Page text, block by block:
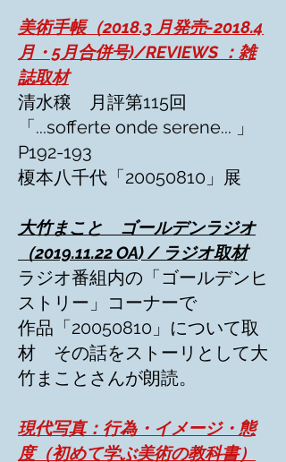
美術手帳（2018.3 月発売-2018.4
月・5月合併号)/REVIEWS ：雑
誌取材
清水穣 月評第115回
「...sofferte onde serene... 」
P192-193
榎本八千代「20050810」展
大竹まこと ゴールデンラジオ
（2019.11.22 OA) / ラジオ取材
ラジオ番組内の「ゴールデンヒ
ストリー」コーナーで
作品「20050810」について取
材 その話をストーリとして大
竹まことさんが朗読。
現代写真：行為・イメージ・態
度（初めて学ぶ美術の教科書）